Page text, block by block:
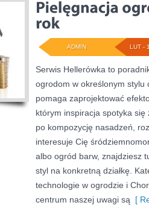
LUT -
ADMIN
Serwis Hellerówka to
ogrodom w określonym stylu
pomaga zaprojektować
którym inspiracja spotyka
po kompozycję nasadzeń,
interesuje Cię
albo ogród barw, znajdziesz
styl na konkretną działkę.
technologie w ogrodzie i
centrum naszej uwagi są [